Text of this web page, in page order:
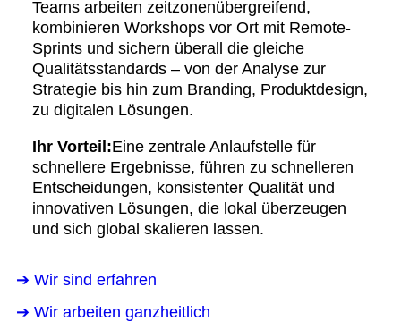
Teams arbeiten zeitzonenübergreifend,
kombinieren Workshops vor Ort mit Remote-
Sprints und sichern überall die gleiche
Qualitätsstandards – von der Analyse zur
Strategie bis hin zum Branding, Produktdesign,
zu digitalen Lösungen.
Ihr Vorteil:Eine zentrale Anlaufstelle für
schnellere Ergebnisse, führen zu schnelleren
Entscheidungen, konsistenter Qualität und
innovativen Lösungen, die lokal überzeugen
und sich global skalieren lassen.
➔ Wir sind erfahren
➔ Wir arbeiten ganzheitlich